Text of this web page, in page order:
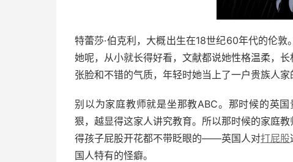
特蕾莎·伯克利，大概出生在18世纪60年代的伦
她呢，从小就长得好看，文献都说她性格温柔，
张脸和不错的气质，年轻时她当上了一户贵族人家
别以为家庭教师就是坐那教ABC。那时候的英
狠，越显得这家人讲究教育。所以那时候的家庭
得孩子屁股开花都不带眨眼的——英国人对打屁股
国人特有的怪癖。